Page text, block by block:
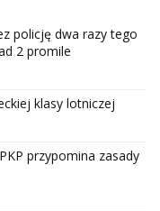
policję dwa razy tego
2 promile
klasy lotniczej
przypomina zasady